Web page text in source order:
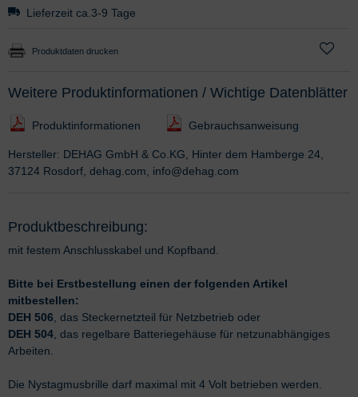
Lieferzeit ca.3-9 Tage
Produktdaten drucken
Weitere Produktinformationen / Wichtige Datenblätter
Produktinformationen Gebrauchsanweisung
Hersteller: DEHAG GmbH & Co.KG, Hinter dem Hamberge 24,
37124 Rosdorf, dehag.com, info@dehag.com
Produktbeschreibung:
mit festem Anschlusskabel und Kopfband.
Bitte bei Erstbestellung einen der folgenden Artikel
mitbestellen:
DEH 506 , das Steckernetzteil für Netzbetrieb oder
DEH 504 , das regelbare Batteriegehäuse für netzunabhängiges
Arbeiten.
Die Nystagmusbrille darf maximal mit 4 Volt betrieben werden.